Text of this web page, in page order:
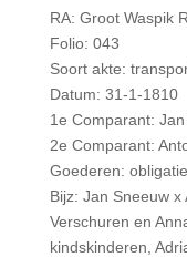
RA: Groot Waspik
Folio: 043
Soort akte:
Datum: 31-1-1810
1e Comparant:
2e Comparant:
Goederen: obligatie
Bijz: Jan Sneeuw
Verschuren en
kindskinderen,